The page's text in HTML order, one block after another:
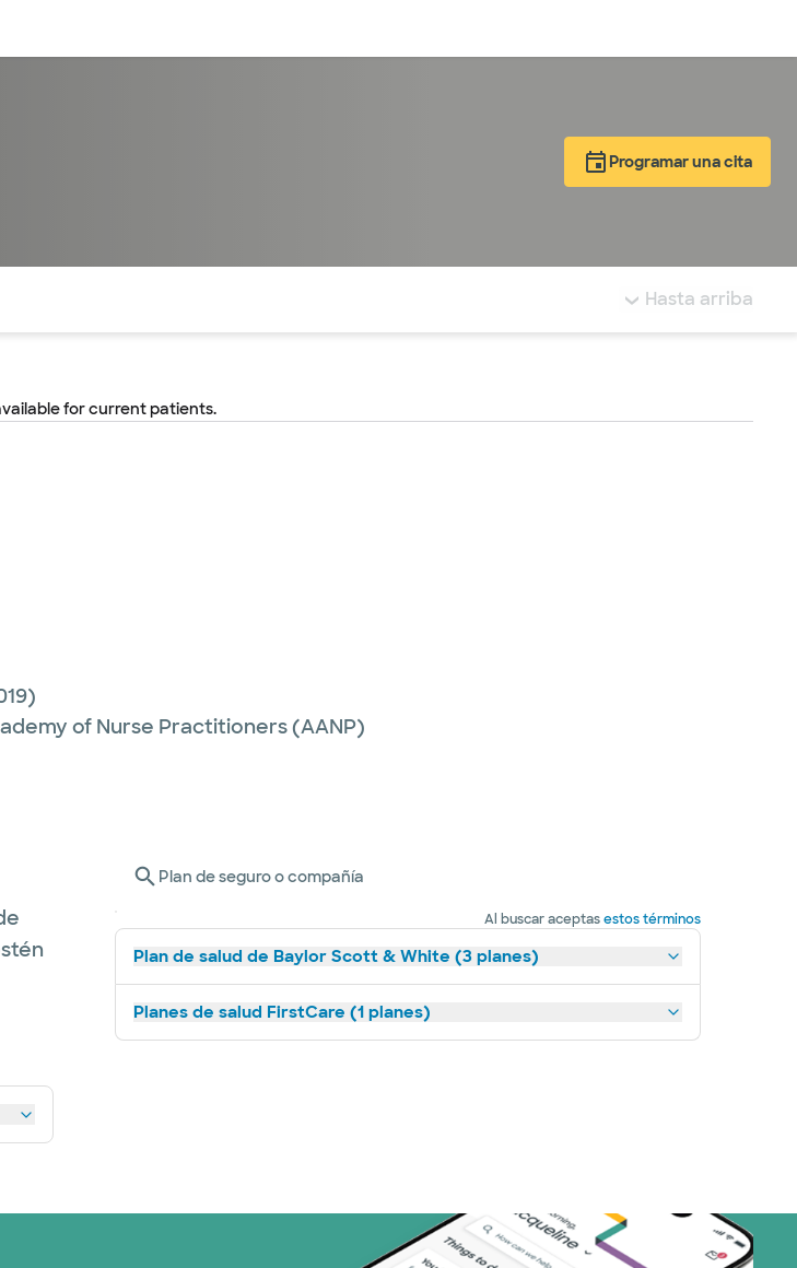
Programar una cita
Hasta arriba
for current patients.
of Nurse Practitioners (AANP)
Plan de seguro o compañía
Al buscar aceptasestos términos
Plan de salud de Baylor Scott & White (3 planes)
Planes de salud FirstCare (1 planes)